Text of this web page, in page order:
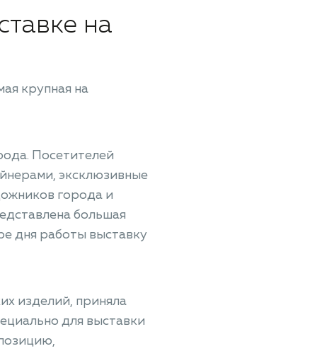
на
крупная на
Посетителей
эксклюзивные
города и
большая
дня работы выставку
изделий, приняла
для выставки